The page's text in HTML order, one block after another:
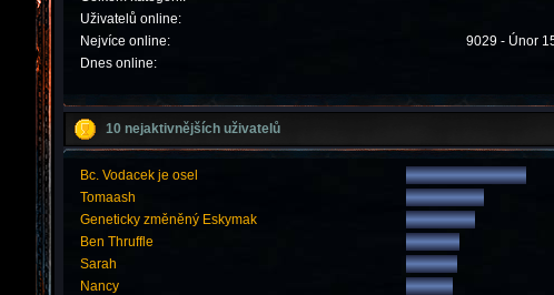
Uživatelů online:
Nejvíce online:
9029 - Únor
Dnes online:
10 nejaktivnějších uživatelů
Bc. Vodacek je osel
Tomaash
Geneticky změněný Eskymak
Ben Thruffle
Sarah
Nancy